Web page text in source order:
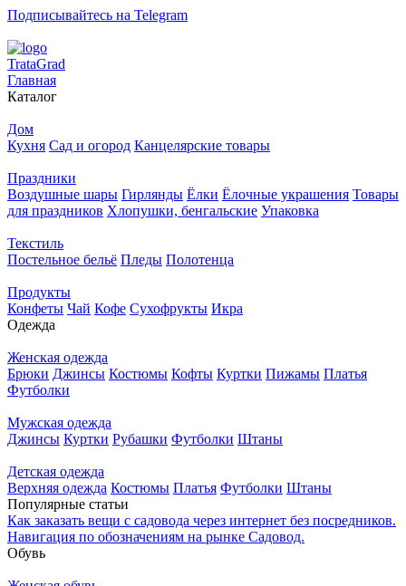
Подписывайтесь на Telegram
TrataGrad
Главная
Каталог
Дом
Кухня Сад и огород Канцелярские товары
Праздники
Воздушные шары Гирлянды Ёлки Ёлочные украшения Товары
для праздников Хлопушки, бенгальские Упаковка
Текстиль
Постельное бельё Пледы Полотенца
Продукты
Конфеты Чай Кофе Сухофрукты Икра
Одежда
Женская одежда
Брюки Джинсы Костюмы Кофты Куртки Пижамы Платья
Футболки
Мужская одежда
Джинсы Куртки Рубашки Футболки Штаны
Детская одежда
Верхняя одежда Костюмы Платья Футболки Штаны
Популярные статьи
Как заказать вещи с садовода через интернет без посредников.
Навигация по обозначениям на рынке Садовод.
Обувь